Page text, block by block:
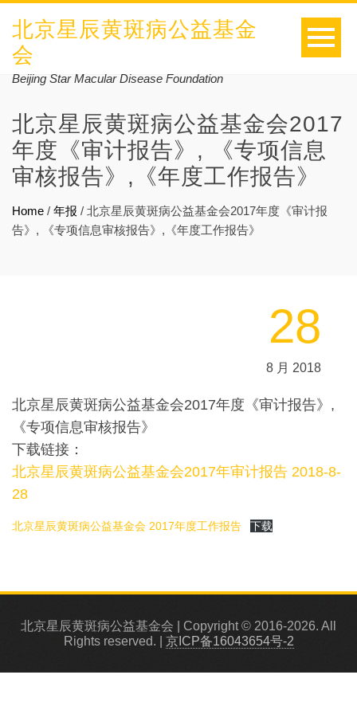
北京星辰黄斑病公益基金
会
Beijing Star Macular Disease Foundation
北京星辰黄斑病公益基金会2017
年度《审计报告》, 《专项信息
审核报告》,《年度工作报告》
Home / 年报 / 北京星辰黄斑病公益基金会2017年度《审计报
告》, 《专项信息审核报告》,《年度工作报告》
28
8 月 2018
北京星辰黄斑病公益基金会2017年度《审计报告》,
《专项信息审核报告》
下载链接：
北京星辰黄斑病公益基金会2017年审计报告 2018-8-
28
北京星辰黄斑病公益基金会 2017年度工作报告 下载
北京星辰黄斑病公益基金会
Copyright © 2016-2026. All
Rights reserved.
京ICP备16043654号-2